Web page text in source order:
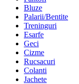
Bluze
Palarii/Bentite
Treninguri
Esarfe
Geci
Cizme
Rucsacuri
Colanti
Jachete